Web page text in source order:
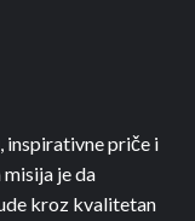
inspirativne priče i
je da
kroz kvalitetan